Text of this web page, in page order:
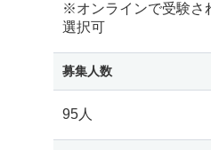
※オンラインで受験さ
選択可
募集人数
95人